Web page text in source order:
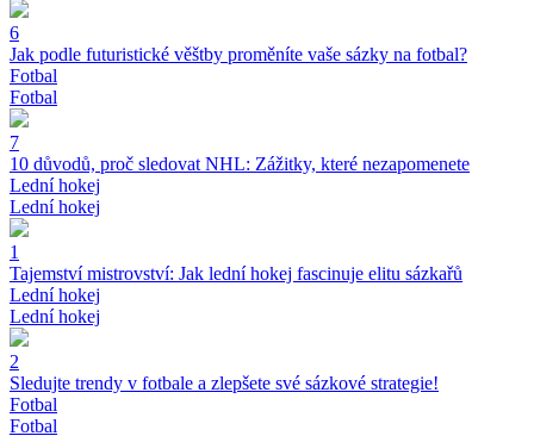
6
Jak podle futuristické věštby proměníte vaše sázky na fotbal?
Fotbal
Fotbal
7
10 důvodů, proč sledovat NHL: Zážitky, které nezapomenete
Lední hokej
Lední hokej
1
Tajemství mistrovství: Jak lední hokej fascinuje elitu sázkařů
Lední hokej
Lední hokej
2
Sledujte trendy v fotbale a zlepšete své sázkové strategie!
Fotbal
Fotbal